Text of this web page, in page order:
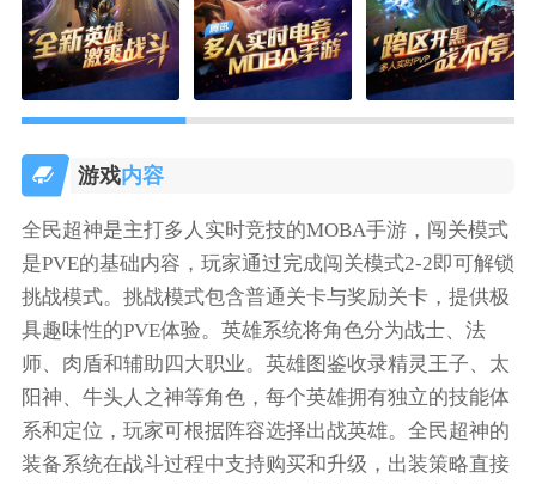
游戏内容
全民超神是主打多人实时竞技的MOBA手游，闯关模式
是PVE的基础内容，玩家通过完成闯关模式2-2即可解锁
挑战模式。挑战模式包含普通关卡与奖励关卡，提供极
具趣味性的PVE体验。英雄系统将角色分为战士、法
师、肉盾和辅助四大职业。英雄图鉴收录精灵王子、太
阳神、牛头人之神等角色，每个英雄拥有独立的技能体
系和定位，玩家可根据阵容选择出战英雄。全民超神的
装备系统在战斗过程中支持购买和升级，出装策略直接